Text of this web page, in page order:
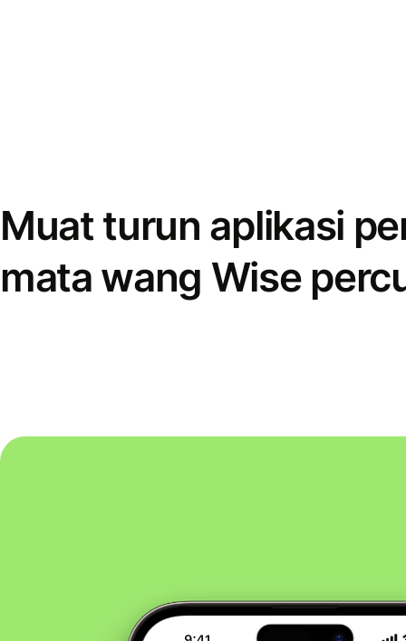
Muat turun aplikasi
mata wang Wise